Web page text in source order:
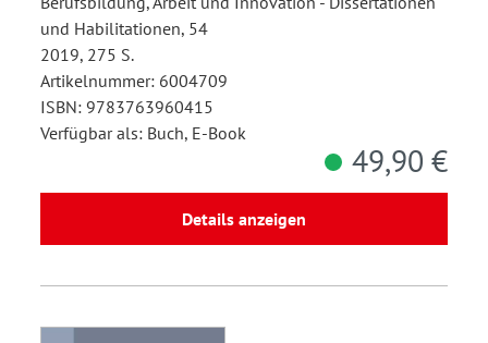
und Habilitationen, 54
2019, 275 S.
Artikelnummer: 6004709
ISBN: 9783763960415
Verfügbar als: Buch, E-Book
49,90 €
Details anzeigen